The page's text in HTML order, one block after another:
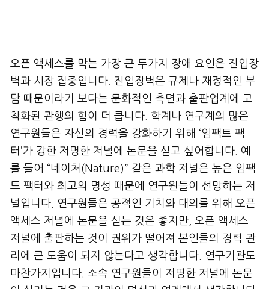
오픈 액세스를 막는 가장 큰 두가지 장애 요인은 진입장
벽과 시장 집중입니다. 진입장벽은 규제나 재정적인 부
담 때문이라기 보다는 문화적인 측면과 출판업계에 고
착화된 관행의 힘이 더 큽니다. 학계나 연구계의 많은
연구원들은 자신의 경력을 강화하기 위해 ‘임팩트 팩
터’가 강한 저명한 저널에 논문을 싣고 싶어합니다. 예
를 들어 “네이처(Nature)” 같은 과학 저널은 높은 임팩
트 팩터와 최고의 명성 때문에 연구원들이 선망하는 저
널입니다. 연구원들은 공적인 기치와 대의를 위해 오픈
액세스 저널에 논문을 싣는 것은 좋지만, 오픈 액세스
저널에 출판하는 것이 권위가 떨어져 본인들의 경력 관
리에 큰 도움이 되지 않는다고 생각합니다. 연구기관도
마찬가지입니다. 소속 연구원들이 저명한 저널에 논문